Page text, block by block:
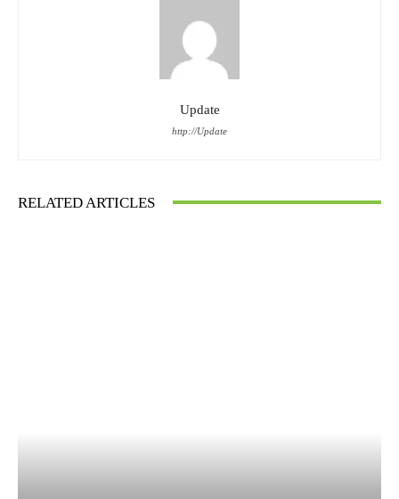
Update
http://Update
RELATED ARTICLES